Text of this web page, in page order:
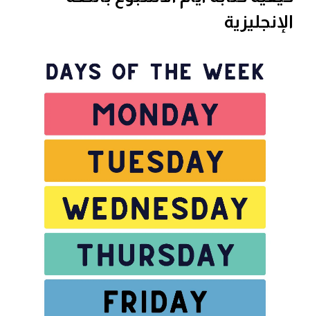
الإنجليزية